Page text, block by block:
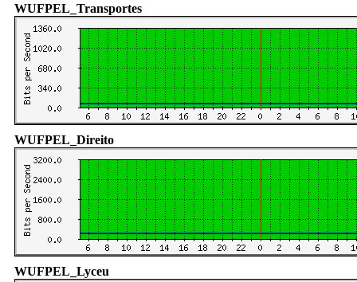
WUFPEL_Transportes
WUFPEL_Direito
WUFPEL_Lyceu